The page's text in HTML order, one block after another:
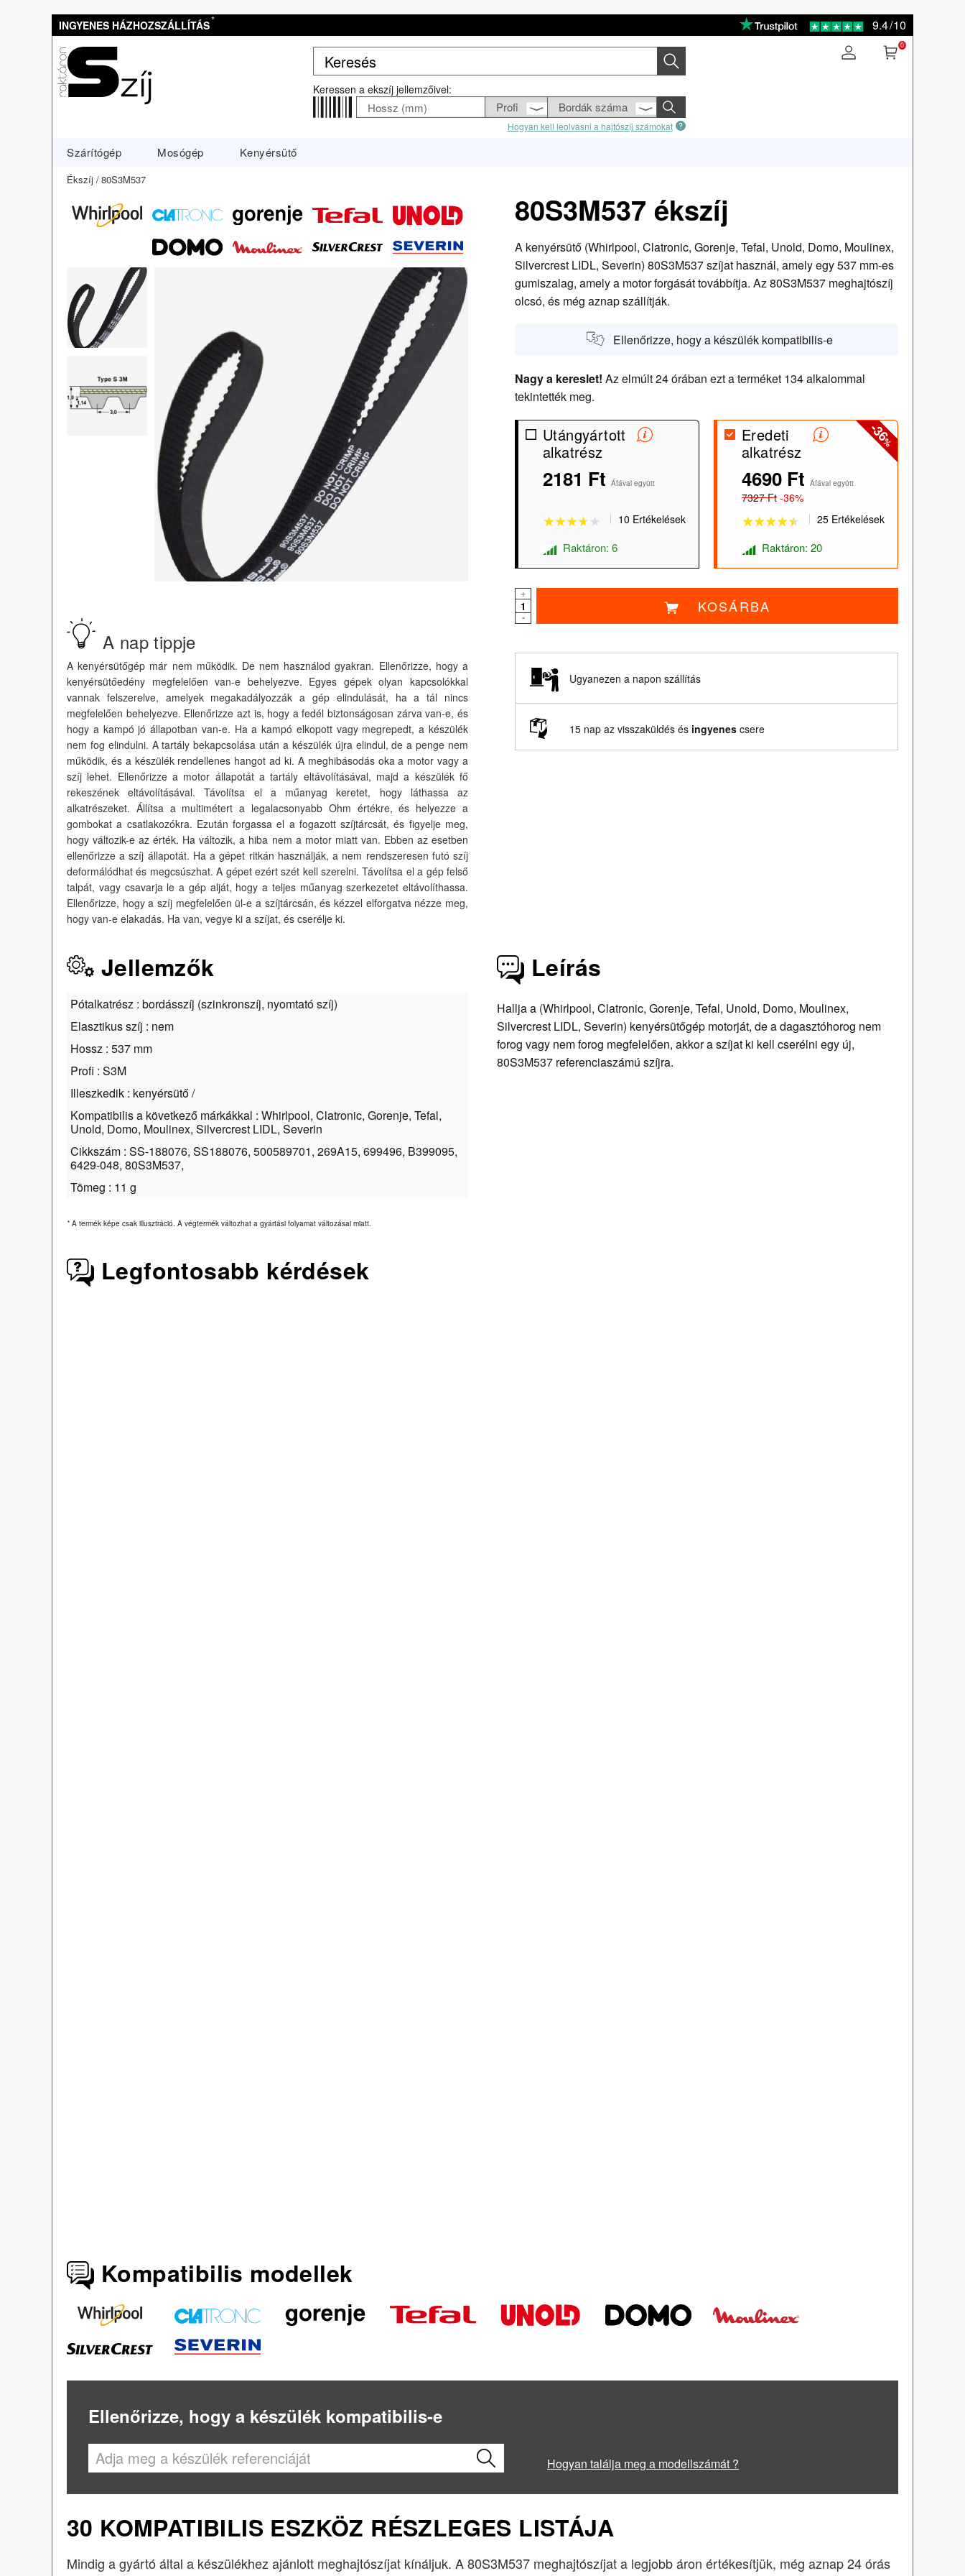
INGYENES HÁZHOZSZÁLLÍTÁS* 9.4/10
Keressen a ekszíj jellemzőivel:
Hogyan kell leolvasni a hajtószíj számokat
0
Szárítógép Mosógép Kenyérsütő
Ékszíj 80S3M537
A nap tippje
A kenyérsütőgép már nem működik. De nem használod gyakran. Ellenőrizze, hogy a
kenyérsütőedény megfelelően van-e behelyezve. Egyes gépek olyan kapcsolókkal
vannak felszerelve, amelyek megakadályozzák a gép elindulását, ha a tál nincs
megfelelően behelyezve. Ellenőrizze azt is, hogy a fedél biztonságosan zárva van-e, és
hogy a kampó jó állapotban van-e. Ha a kampó elkopott vagy megrepedt, a készülék
nem fog elindulni. A tartály bekapcsolása után a készülék újra elindul, de a penge nem
működik, és a készülék rendellenes hangot ad ki. A meghibásodás oka a motor vagy a
szíj lehet. Ellenőrizze a motor állapotát a tartály eltávolításával, majd a készülék fő
rekeszének eltávolításával. Távolítsa el a műanyag keretet, hogy láthassa az
alkatrészeket. Állítsa a multimétert a legalacsonyabb Ohm értékre, és helyezze a
gombokat a csatlakozókra. Ezután forgassa el a fogazott szíjtárcsát, és figyelje meg,
hogy változik-e az érték. Ha változik, a hiba nem a motor miatt van. Ebben az esetben
ellenőrizze a szíj állapotát. Ha a gépet ritkán használják, a nem rendszeresen futó szíj
deformálódhat és megcsúszhat. A gépet ezért szét kell szerelni. Távolítsa el a gép felső
talpát, vagy csavarja le a gép alját, hogy a teljes műanyag szerkezetet eltávolíthassa.
Ellenőrizze, hogy a szíj megfelelően ül-e a szíjtárcsán, és kézzel elforgatva nézze meg,
hogy van-e elakadás. Ha van, vegye ki a szíjat, és cserélje ki.
80S3M537 ékszíj
A kenyérsütő (Whirlpool, Clatronic, Gorenje, Tefal, Unold, Domo, Moulinex,
Silvercrest LIDL, Severin) 80S3M537 szíjat használ, amely egy 537 mm-es
gumiszalag, amely a motor forgását továbbítja. Az 80S3M537 meghajtószíj
olcsó, és még aznap szállítják.
Ellenőrizze, hogy a készülék kompatibilis-e
Nagy a kereslet! Az elmúlt 24 órában ezt a terméket 134 alkalommal
tekintették meg.
Utángyártott
alkatrész
2181 Ft Áfával együtt
★★★★★
★★★★★
10 Ertékelések
Raktáron: 6
-36
%
Eredeti
alkatrész
4690 Ft Áfával együtt
7327 Ft -36%
25 Ertékelések
Raktáron: 20
+
-
KOSÁRBA
Ugyanezen a napon szállítás
15 nap az visszaküldés és ingyenes csere
Jellemzők
Pótalkatrész : bordásszíj (szinkronszíj, nyomtató szíj)
Elasztikus szíj : nem
Hossz : 537 mm
Profi : S3M
Illeszkedik : kenyérsütő /
Kompatibilis a következő márkákkal : Whirlpool, Clatronic, Gorenje, Tefal,
Unold, Domo, Moulinex, Silvercrest LIDL, Severin
Cikkszám : SS-188076, SS188076, 500589701, 269A15, 699496, B399095,
6429-048, 80S3M537,
Tömeg : 11 g
* A termék képe csak illusztráció. A végtermék változhat a gyártási folyamat változásai miatt.
Leírás
Hallja a (Whirlpool, Clatronic, Gorenje, Tefal, Unold, Domo, Moulinex,
Silvercrest LIDL, Severin) kenyérsütőgép motorját, de a dagasztóhorog nem
forog vagy nem forog megfelelően, akkor a szíjat ki kell cserélni egy új,
80S3M537 referenciaszámú szíjra.
Legfontosabb kérdések
Kompatibilis modellek
Ellenőrizze, hogy a készülék kompatibilis-e
Hogyan találja meg a modellszámát ?
30 KOMPATIBILIS ESZKÖZ RÉSZLEGES LISTÁJA
Mindig a gyártó által a készülékhez ajánlott meghajtószíjat kínáljuk. A 80S3M537 meghajtószíjat a legjobb áron értékesítjük, még aznap 24 órás